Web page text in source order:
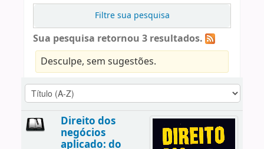
Filtre sua pesquisa
Sua pesquisa retornou 3 resultados.
Desculpe, sem sugestões.
Direito dos
negócios
aplicado: do